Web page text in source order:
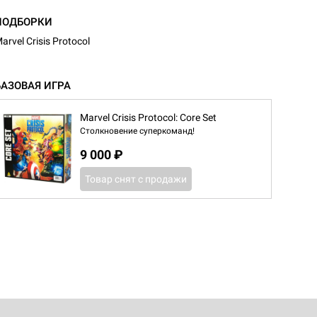
Crisis Protocol
ИГРА
Marvel Crisis Protocol: Core Set
Столкновение суперкоманд!
9 000 ₽
Товар снят с продажи